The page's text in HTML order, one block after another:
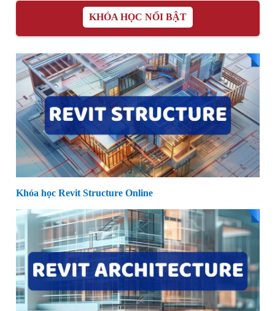
KHÓA HỌC NỔI BẬT
Khóa học Revit Structure Online